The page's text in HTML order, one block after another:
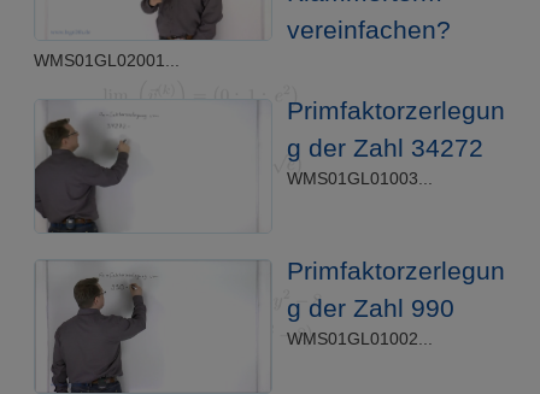
vereinfachen?
WMS01GL02001...
Primfaktorzerlegun
g der Zahl 34272
WMS01GL01003...
Primfaktorzerlegun
g der Zahl 990
WMS01GL01002...